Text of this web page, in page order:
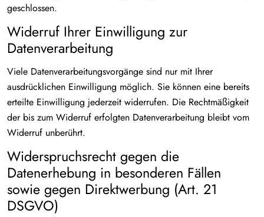
geschlossen.
Widerruf Ihrer Einwilligung zur
Datenverarbeitung
Viele Datenverarbeitungsvorgänge sind nur mit Ihrer
ausdrücklichen Einwilligung möglich. Sie können eine bereits
erteilte Einwilligung jederzeit widerrufen. Die Rechtmäßigkeit
der bis zum Widerruf erfolgten Datenverarbeitung bleibt vom
Widerruf unberührt.
Widerspruchsrecht gegen die
Datenerhebung in besonderen Fällen
sowie gegen Direktwerbung (Art. 21
DSGVO)